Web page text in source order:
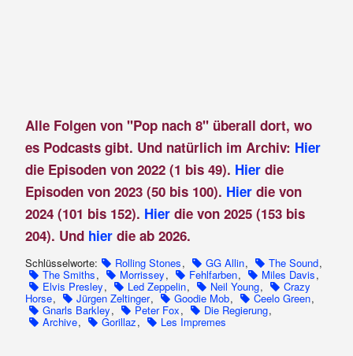
Alle Folgen von "Pop nach 8" überall dort, wo
es Podcasts gibt. Und natürlich im Archiv: Hier
die Episoden von 2022 (1 bis 49). Hierdie
Episoden von 2023 (50 bis 100). Hier die von
2024 (101 bis 152). Hier die von 2025 (153 bis
204). Und hier die ab 2026.
Schlüsselworte: Rolling Stones, GG Allin, The Sound,
The Smiths, Morrissey, Fehlfarben, Miles Davis,
Elvis Presley, Led Zeppelin, Neil Young, Crazy
Horse, Jürgen Zeltinger, Goodie Mob, Ceelo Green,
Gnarls Barkley, Peter Fox, Die Regierung,
Archive, Gorillaz, Les Impremes